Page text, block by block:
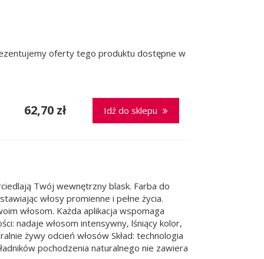
oferty tego produktu dostępne w
62,70 zł Idź do sklepu
Twój wewnętrzny blask. Farba do
włosy promienne i pełne życia.
włosom. Każda aplikacja wspomaga
nadaje włosom intensywny, lśniący kolor,
żywy odcień włosów Skład: technologia
pochodzenia naturalnego nie zawiera